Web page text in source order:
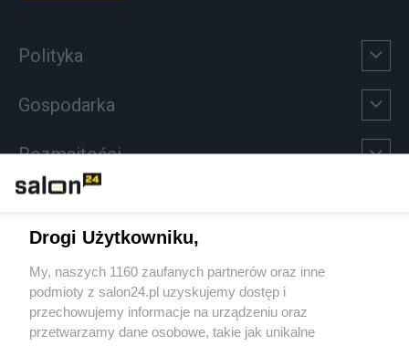
Polityka
Gospodarka
Rozmaitości
Sport
Społeczeństwo
Drogi Użytkowniku,
My, naszych 1160 zaufanych partnerów oraz inne
podmioty z salon24.pl uzyskujemy dostęp i
przechowujemy informacje na urządzeniu oraz
przetwarzamy dane osobowe, takie jak unikalne